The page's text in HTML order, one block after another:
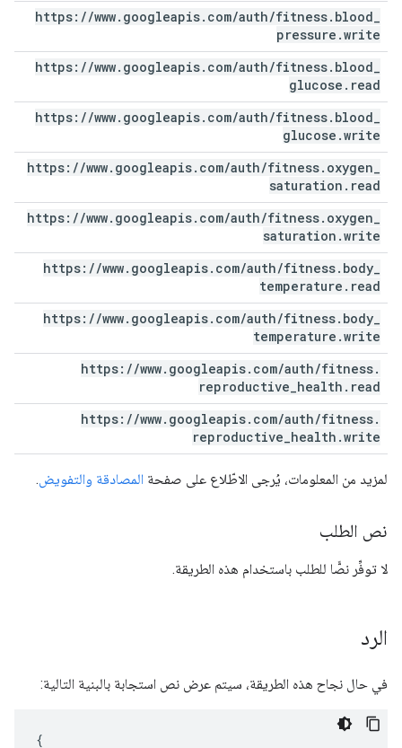
https: //www. googleapis. com/auth/fitness. blood
pressure .write
https: //www. googleapis. com/auth/fitness. blood
glucose . read
https: //www. googleapis. com/auth/fitness. blood
glucose .write
https: //www. googleapis. com/auth/fitness. oxygen
saturation . read
https: //www. googleapis. com/auth/fitness. oxygen
saturation .write
https: //www. googleapis. com/auth/fitness. body
temperature . read
https: //www. googleapis. com/auth/fitness. body
temperature .write
https: //www. googleapis. com/auth/fitness.
reproductive health . read
https: //www. googleapis. com/auth/fitness.
reproductive health .write
لمزيد من المعلومات، يُرجى الاطّلاع على صفحة المصادقة والتفويض.
نص الطلب
لا توفِّر نصًّا للطلب باستخدام هذه الطريقة.
الرد
في حال نجاح هذه الطريقة، سيتم عرض نص استجابة بالبنية التالية: